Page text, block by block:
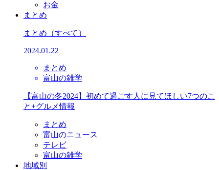
お金
まとめ
まとめ （すべて）
2024.01.22
まとめ
富山の雑学
【富山の冬2024】初めて過ごす人に見てほしい7つのこ
と+グルメ情報
まとめ
富山のニュース
テレビ
富山の雑学
地域別